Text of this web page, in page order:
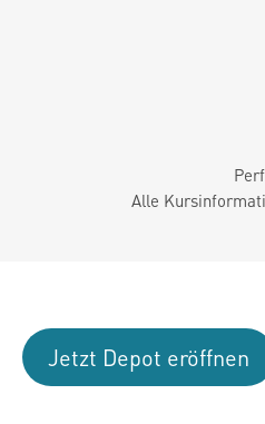
Alle
Jetzt Depot eröffnen